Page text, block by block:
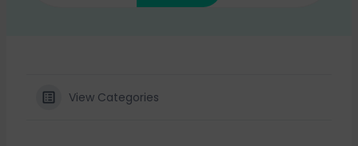
View Categories